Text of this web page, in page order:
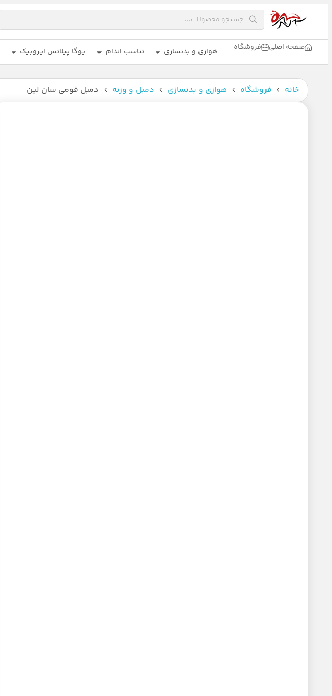
هوازی و بدنسازی تناسب اندام یوگا پیلاتس ایروبیک صفحه اصلی فروشگاه
خانه فروشگاه هوازی و بدنسازی دمبل و وزنه دمبل فومی سان لین